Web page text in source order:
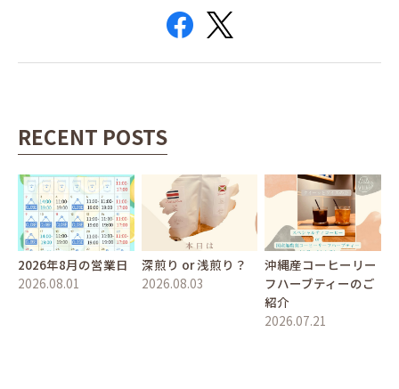
RECENT POSTS
2026年8月の営業日
2026.08.01
深煎り or 浅煎り？
2026.08.03
沖縄産コーヒーリー
フハーブティーのご
紹介
2026.07.21